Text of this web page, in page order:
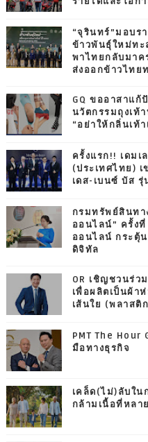
“จุรินทร์”มอบร
ข้าวพันธุ์ใหม่ทะ
พาไทยกลับมาค
ส่งออกข้าวไทย
GQ ขออาสาแ
นวัตกรรมถุงเท้
“อย่าให้กลิ่นเท้า
ครั้งแรก!! เดมเ
(ประเทศไทย) เ
เดส-เบนซ์ บัส รุ่
กรมทรัพย์สินทา
ออนไลน์” ครั้ง
ออนไลน์ กระตุ้
ดิจิทัล
OR เชิญชวนร่ว
เพื่อผลิตเป็นผ้า
เส้นใย (พลาสติ
PMT The
มือทางธุรกิจ
เคล็ด(ไม่)ลับใน
กล้ามเนื้อที่หลา